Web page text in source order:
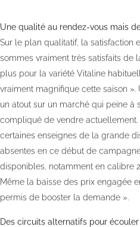
Une qualité au rendez-vous mais
Sur le plan qualitatif, la satisfaction
sommes vraiment très satisfaits de
plus pour la variété Vitaline
vraiment magnifique cette saison
un atout sur un marché qui peine à
compliqué de vendre
certaines enseignes de la grande
absentes en ce début de
disponibles, notamment en calibre
Même la baisse des prix engagée
permis de booster la demande ».
Des circuits alternatifs pour